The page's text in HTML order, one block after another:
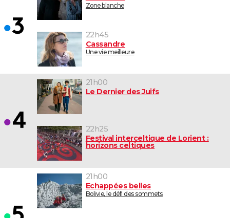
Zone blanche
22h45
Cassandre
Une vie meilleure
21h00
Le Dernier des Juifs
22h25
Festival interceltique de Lorient :
horizons celtiques
21h00
Echappées belles
Bolivie, le défi des sommets